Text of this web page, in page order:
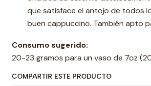
que satisface el antojo de todos
buen cappuccino. También apto
Consumo sugerido:
20-23 gramos para un vaso de 7oz
COMPARTIR ESTE PRODUCTO